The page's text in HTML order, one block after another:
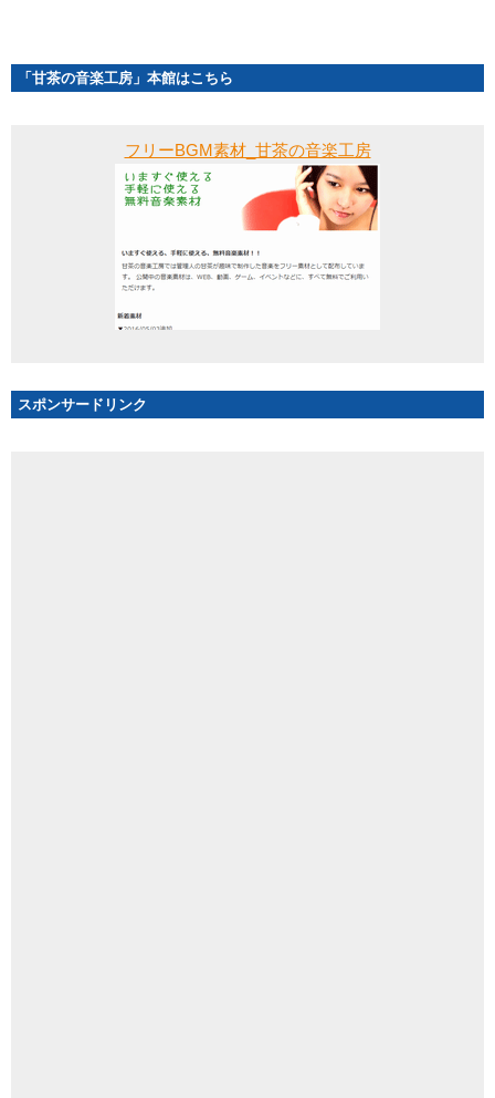
「甘茶の音楽工房」本館はこちら
フリーBGM素材_甘茶の音楽工房
スポンサードリンク